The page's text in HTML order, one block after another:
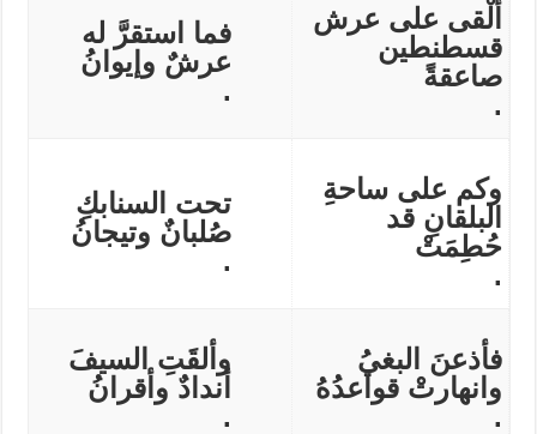
ألْقى على عرش
قسطنطين
صاعقةً
.
فما استقرَّ له
عرشٌ وإيوانُ
.
وكم على ساحةِ
البلقانِ قد
حُطِمَتْ
.
تحت السنابكِ
صُلبانٌ وتيجانُ
.
فأذعنَ البغيُ
وانهارتْ قواعدُهُ
.
وألقَتِ السيفَ
أندادٌ وأقرانُ
.